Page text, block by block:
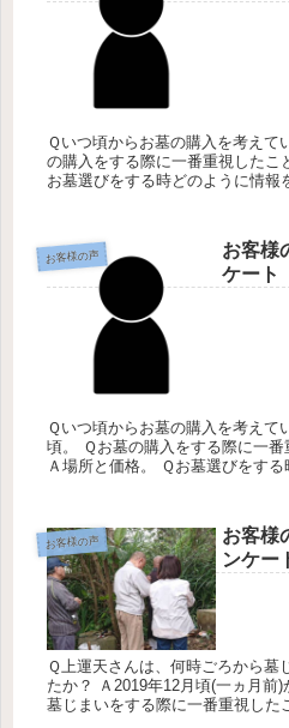
Ｑいつ頃からお墓の購入を考えて
の購入をする際に一番重視したこ
お墓選びをする時どのように情報
お客様の声
お客様
ケート
Ｑいつ頃からお墓の購入を考えて
頃。 Ｑお墓の購入をする際に一
Ａ場所と価格。 Ｑお墓選びをする
お客様の声
お客様
ンケー
Ｑ上運天さんは、何時ごろから墓
たか？ Ａ2019年12月頃(一ヵ月前)
墓じまいをする際に一番重視した